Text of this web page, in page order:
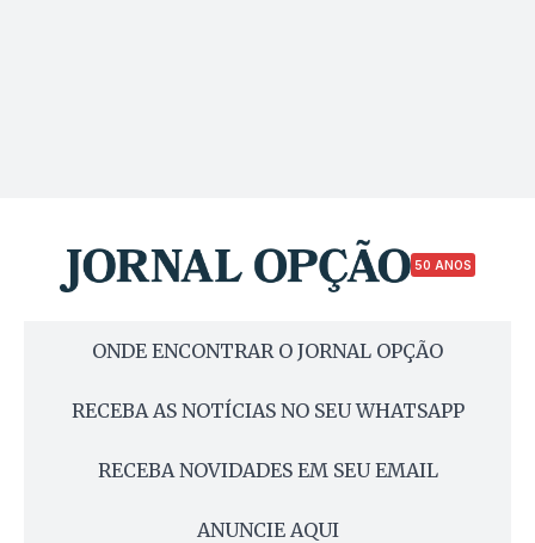
50 ANOS
ONDE ENCONTRAR O JORNAL OPÇÃO
RECEBA AS NOTÍCIAS NO SEU WHATSAPP
RECEBA NOVIDADES EM SEU EMAIL
ANUNCIE AQUI